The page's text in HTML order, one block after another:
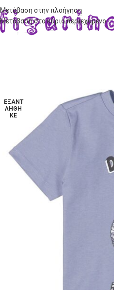
Μετάβαση στην πλοήγηση
Μετάβαση στο κύριο περιεχόμενο
ΕΞΑΝΤ
ΛΉΘΗ
ΚΕ